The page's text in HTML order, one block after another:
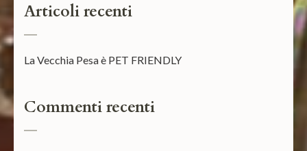
Articoli recenti
La Vecchia Pesa è PET FRIENDLY
Commenti recenti